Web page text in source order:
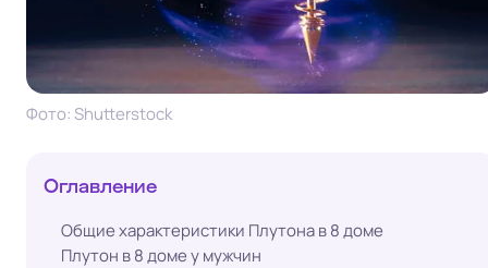
Фото: Shutterstock
Оглавление
Общие характеристики Плутона в 8 доме
Плутон в 8 доме у мужчин